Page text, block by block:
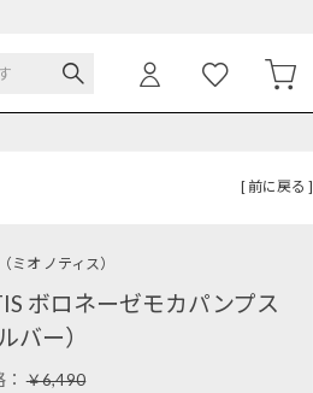
[ 前に戻る ]
ミオ ノティス）
ボロネーゼモカパンプス
バー）
：￥6,490